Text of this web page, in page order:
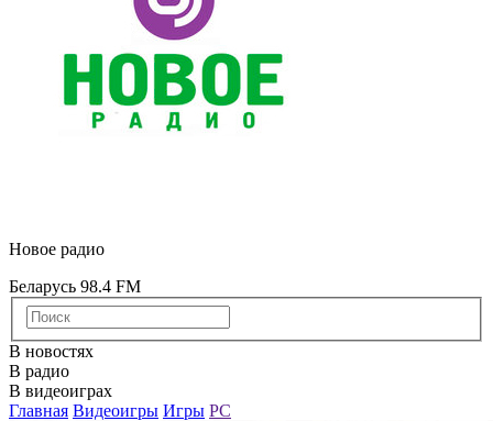
Новое радио
Беларусь 98.4 FM
В новостях
В радио
В видеоиграх
Главная Видеоигры Игры PC